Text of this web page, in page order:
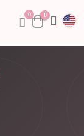
0 0